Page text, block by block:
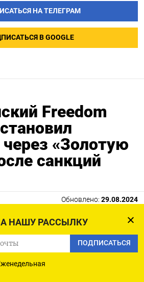
НАШУ РАССЫЛКУ
ПОДПИСАТЬСЯ
НА ТЕЛЕГРАМ
В GOOGLE
Freedom
«Золотую
санкций
Обновлено: 29.08.2024